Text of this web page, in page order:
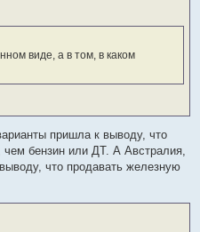
виде, а в том, в каком
пришла к выводу, что
бензин или ДТ. А Австралия,
что продавать железную